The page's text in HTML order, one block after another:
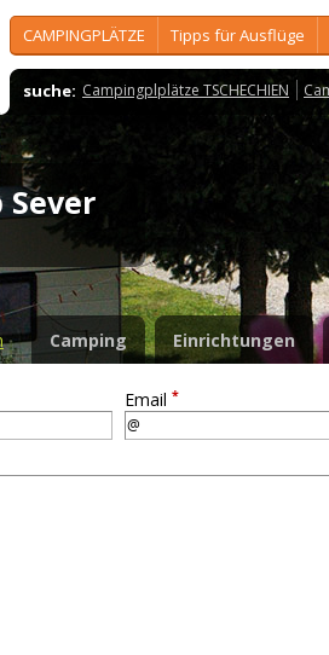
CAMPINGPLÄTZE Tipps für Ausflüge
suche: Campingplplätze TSCHECHIEN
Camping Einrichtungen
Email *